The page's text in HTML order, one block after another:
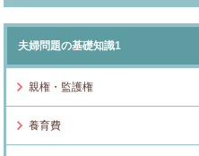
夫婦問題の基礎知識1
親権・監護権
養育費